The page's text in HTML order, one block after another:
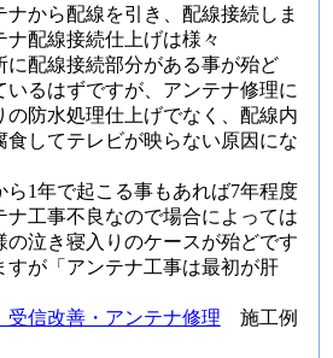
から配線を引き、配線接続しま
配線接続仕上げは様々
配線接続部分がある事が殆ど
いるはずですが、アンテナ修理に
の防水処理仕上げでなく、配線内
食してテレビが映らない原因にな
1年で起こる事もあれば7年程度
ナ工事不良なので場合によっては
の泣き寝入りのケースが殆どです
すが「アンテナ工事は最初が肝
信改善・アンテナ修理 施工例